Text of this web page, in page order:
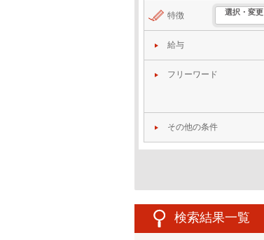
特徴 選択・変更
給与
フリーワード
その他の条件
検索結果一覧